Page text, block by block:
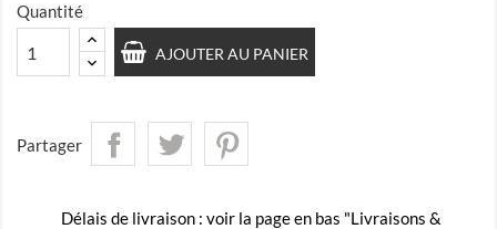
Quantité
AJOUTER AU PANIER
Partager
Délais de livraison : voir la page en bas "Livraisons &